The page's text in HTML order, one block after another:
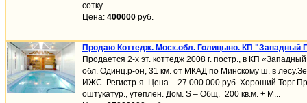
сотку....
Цена: 400000 руб.
Продаю Коттедж. Моск.обл. Голицыно. КП "Западный
Продается 2-х эт. коттедж 2008 г. постр., в КП
обл. Одинц.р-он, 31 км. от МКАД по Минскому ш. в
ИЖС. Регистр-я. Цена – 27.000.000 руб. Хороший Торг
оштукатур., утеплен. Дом. S – Общ.=200 кв.м. + М...